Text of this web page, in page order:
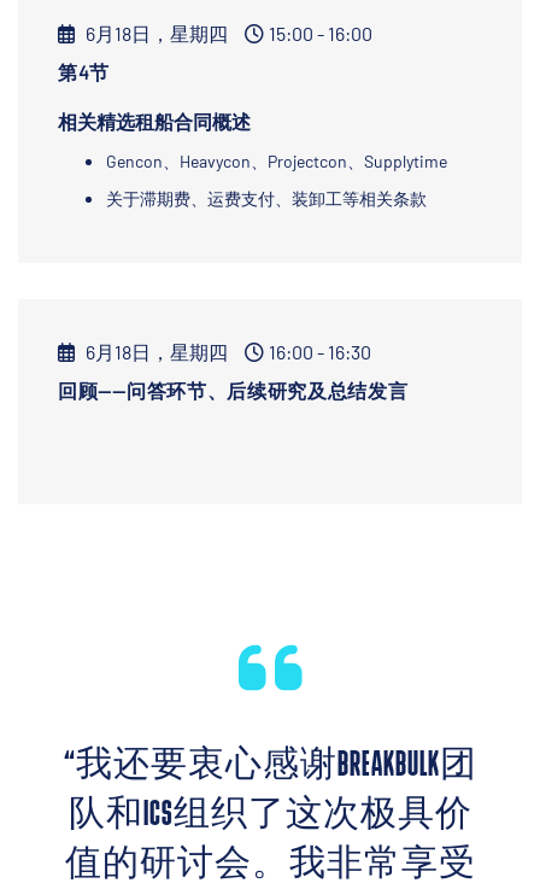
6月18日，星期四
15:00 - 16:00
第4节
相关精选租船合同概述
Gencon、Heavycon、Projectcon、Supplytime
关于滞期费、运费支付、装卸工等相关条款
6月18日，星期四
16:00 - 16:30
回顾——问答环节、后续研究及总结发言
“我还要衷心感谢BREAKBULK团
队和ICS组织了这次极具价
值的研讨会。我非常享受